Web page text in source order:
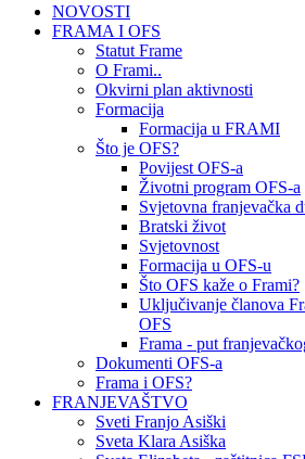
NOVOSTI
FRAMA I OFS
Statut Frame
O Frami..
Okvirni plan aktivnosti
Formacija
Formacija u FRAMI
Što je OFS?
Povijest OFS-a
Životni program OFS-a
Svjetovna franjevačka
Bratski život
Svjetovnost
Formacija u OFS-u
Što OFS kaže o Frami?
Uključivanje članova
OFS
Frama - put
Dokumenti OFS-a
Frama i OFS?
FRANJEVAŠTVO
Sveti Franjo Asiški
Sveta Klara Asiška